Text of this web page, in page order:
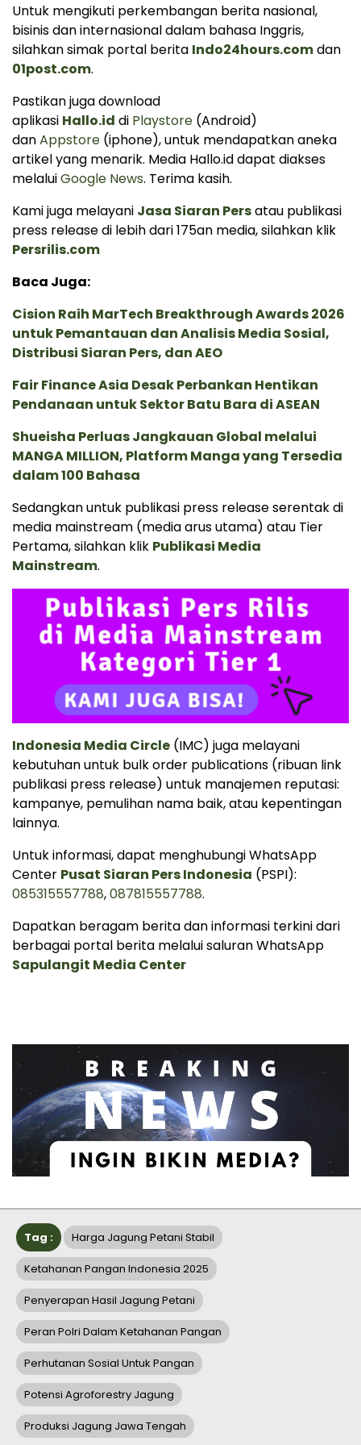
Untuk mengikuti perkembangan berita nasional,
bisinis dan internasional dalam bahasa Inggris,
silahkan simak portal berita Indo24hours.comdan
01post.com.
Pastikan juga download
aplikasi Hallo.id di Playstore (Android)
danAppstore (iphone), untuk mendapatkan aneka
artikel yang menarik. Media Hallo.id dapat diakses
melaluiGoogle News. Terima kasih.
Kami juga melayani Jasa Siaran Persatau publikasi
press release di lebih dari 175an media, silahkan klik
Persrilis.com
Baca Juga:
Cision Raih MarTech Breakthrough Awards 2026
untuk Pemantauan dan Analisis Media Sosial,
Distribusi Siaran Pers, dan AEO
Fair Finance Asia Desak Perbankan Hentikan
Pendanaan untuk Sektor Batu Bara di ASEAN
Shueisha Perluas Jangkauan Global melalui
MANGA MILLION, Platform Manga yang Tersedia
dalam 100 Bahasa
Sedangkan untuk publikasi press release serentak di
media mainstream (media arus utama) atau Tier
Pertama, silahkan klik Publikasi Media
Mainstream.
Indonesia Media Circle (IMC) juga melayani
kebutuhan untuk bulk order publications (ribuan link
publikasi press release) untuk manajemen reputasi:
kampanye, pemulihan nama baik, atau kepentingan
lainnya.
Untuk informasi, dapat menghubungi WhatsApp
Center Pusat Siaran Pers Indonesia (PSPI):
085315557788,087815557788.
Dapatkan beragam berita dan informasi terkini dari
berbagai portal berita melalui saluran WhatsApp
Sapulangit Media Center
Tag : Harga Jagung Petani Stabil
Ketahanan Pangan Indonesia 2025
Penyerapan Hasil Jagung Petani
Peran Polri Dalam Ketahanan Pangan
Perhutanan Sosial Untuk Pangan
Potensi Agroforestry Jagung
Produksi Jagung Jawa Tengah